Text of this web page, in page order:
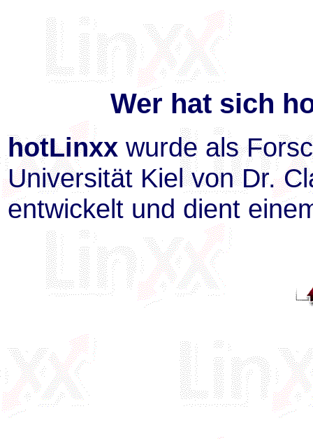
Wer hat sich
hotLinxx wurde als
Universität Kiel von Dr.
entwickelt und dient